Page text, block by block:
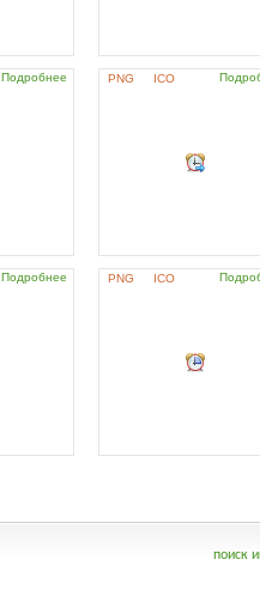
Подробнее PNG ICO
Подробнее PNG ICO
поиск